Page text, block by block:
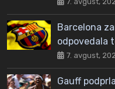
Barcelona
odpovedala
7. avgust,
Gauff